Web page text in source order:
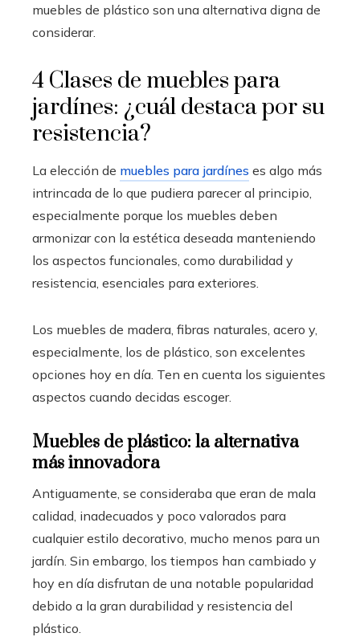
muebles de plástico son una alternativa digna de
considerar.
4 Clases de muebles para
jardínes: ¿cuál destaca por su
resistencia?
La elección de muebles para jardínes es algo más
intrincada de lo que pudiera parecer al principio,
especialmente porque los muebles deben
armonizar con la estética deseada manteniendo
los aspectos funcionales, como durabilidad y
resistencia, esenciales para exteriores.
Los muebles de madera, fibras naturales, acero y,
especialmente, los de plástico, son excelentes
opciones hoy en día. Ten en cuenta los siguientes
aspectos cuando decidas escoger.
Muebles de plástico: la alternativa
más innovadora
Antiguamente, se consideraba que eran de mala
calidad, inadecuados y poco valorados para
cualquier estilo decorativo, mucho menos para un
jardín. Sin embargo, los tiempos han cambiado y
hoy en día disfrutan de una notable popularidad
debido a la gran durabilidad y resistencia del
plástico.